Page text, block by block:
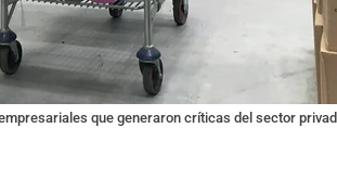
que generaron críticas del sector